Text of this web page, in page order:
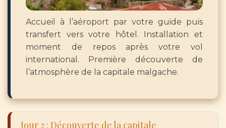
Accueil à l’aéroport par votre guide puis
transfert vers votre hôtel. Installation et
moment de repos après votre vol
international. Première découverte de
l’atmosphère de la capitale malgache.
Jour 2 : Découverte de la capitale